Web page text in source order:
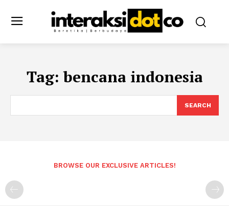
Tag:bencana indonesia
SEARCH
BROWSE OUR EXCLUSIVE ARTICLES!